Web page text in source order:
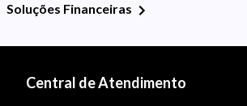
Soluções Financeiras
Central de Atendimento